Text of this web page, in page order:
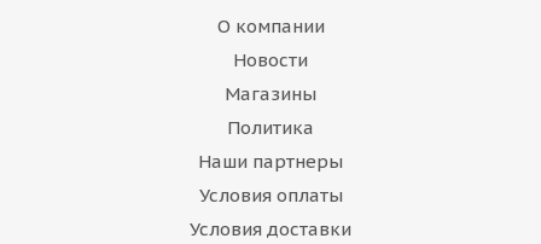
О компании
Новости
Магазины
Политика
Наши партнеры
Условия оплаты
Условия доставки